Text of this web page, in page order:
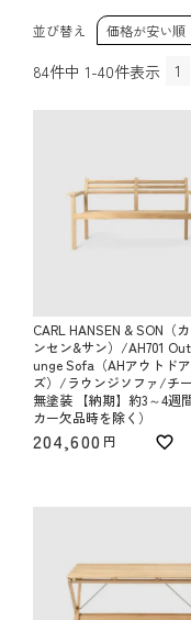
並び替え 価格が安い順
84件中 1-40件表示 1
CARL HANSEN & SON（
ンセン&サン）/AH701
unge Sofa（AHアウトド
ズ）/ラウンジソファ/チ
無塗装 【納期】約3～4週
カー欠品時を除く）
204,600